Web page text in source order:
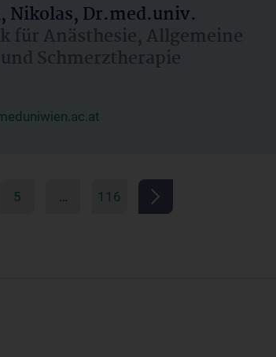
Nikolas, Dr.med.univ.
für Anästhesie, Allgemeine
Schmerztherapie
5 … 116